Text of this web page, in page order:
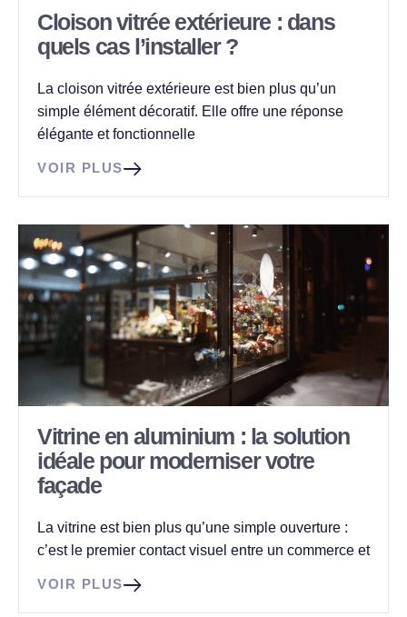
Cloison vitrée extérieure : dans
quels cas l’installer ?
La cloison vitrée extérieure est bien plus qu’un
simple élément décoratif. Elle offre une réponse
élégante et fonctionnelle
VOIR PLUS
Vitrine en aluminium : la solution
idéale pour moderniser votre
façade
La vitrine est bien plus qu’une simple ouverture :
c’est le premier contact visuel entre un commerce et
VOIR PLUS